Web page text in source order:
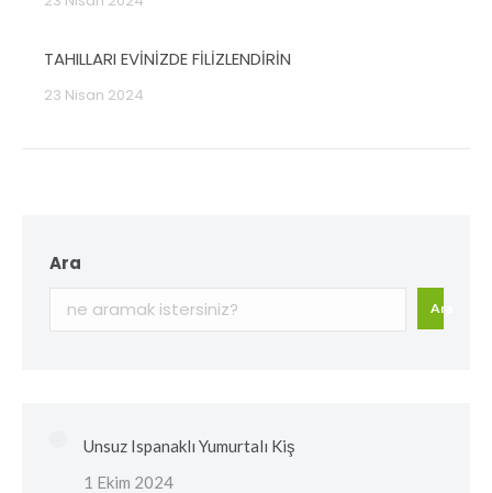
TAHILLARI EVİNİZDE FİLİZLENDİRİN
23 Nisan 2024
Ara
Ara
Unsuz Ispanaklı Yumurtalı Kiş
1 Ekim 2024